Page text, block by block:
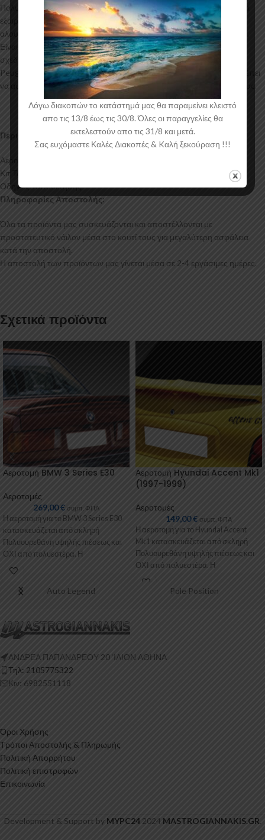
Πολυουρεθάνη είναι ένα πιο ανθεκτικό και ακριβό υλικό με εύκολη και
εξαιρετική εφαρμογή. Όλες οι αεροτομές παράγονται σε καλούπια
αλουμινίου για αυξημένη ποιότητα και αντοχή στη μαζική παραγωγή.
Είναι ελεγμένα για ανθεκτικότητα σε υψηλές θερμοκρασίες και έχουν
σχεδιαστεί με την καλύτερη λεπτομέρεια. Η αεροτομή οροφής για το
Peugeot 2008 Mk2 έρχεται στο χρώμα του υλικού. Το προϊόν θα πρέπει
να ασταρωθεί και στη συνέχεια να βαφτεί στο χρώμα της επιλογής σας.
Περιεχόμενα Συσκευασίας:
Αεροτομή Οροφής Peugeot 2008 Mk2
Κιτ Τοποθέτησης (silicone)
Οδηγίες Τοποθέτησης
Πληροφορίες Αποστολής:
Όλα τα προϊόντα μας συσκευάζονται και αποστέλλονται με
προστατευτικό νάιλον μέσα στο κουτί τους για μεγαλύτερη ασφάλεια
κατά την αποστολή.
Η αποστολή των προϊόντων μας γίνεται μέσα σε 2-4 εργάσιμες ημέρες.
Σχετικά προϊόντα
Αεροτομή BMW 3 Series E30
Αεροτομές
269,00€ συμπ. ΦΠΑ
Η αεροτομή για το BMW 3 Series E30
κατασκευάζεται από σκληρή
Πολυουρεθάνη υψηλής πιέσεως και
ΟΧΙ από πολυεστέρα. Η
Πολυουρεθάνη
Αεροτομή Hyundai Accent Mk1
(1997-1999)
Αεροτομές
149,00€ συμπ. ΦΠΑ
Η αεροτομή για το Hyundai Accent
Mk1 κατασκευάζεται από σκληρή
Πολυουρεθάνη υψηλής πιέσεως και
ΟΧΙ από πολυεστέρα. Η
Πολυουρεθάνη είναι
Auto Legend Pole Position
ΑΝΔΡΕΑ ΠΑΠΑΝΔΡΕΟΥ 20 ‘ΙΛΙΟΝ ΑΘΗΝΑ
Τηλ: 2105775322
Κιν: 6982551118
Όροι Χρήσης
Τρόποι Αποστολής & Πληρωμής
Πολιτική Απορρήτου
Πολιτική επιστροφών
Επικοινωνία
Development & Support by MYPC242024 MASTROGIANNAKIS.GR
Λόγω διακοπών το κατάστημά μας θα παραμείνει κλειστό
απο τις 13/8 έως τις 30/8. Όλες οι παραγγελίες θα
εκτελεστούν απο τις 31/8 και μετά.
Σας ευχόμαστε Καλές Διακοπές & Kαλή ξεκούραση !!!